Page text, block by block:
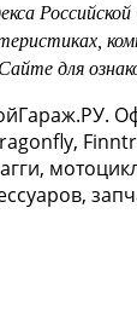
для